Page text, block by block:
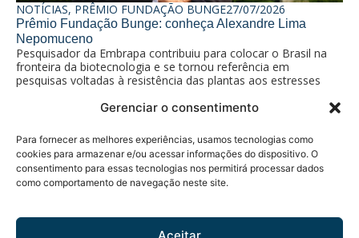
Gerenciar o consentimento
Para fornecer as melhores experiências, usamos tecnologias como
cookies para armazenar e/ou acessar informações do dispositivo. O
consentimento para essas tecnologias nos permitirá processar dados
como comportamento de navegação neste site.
Aceitar
NOTÍCIAS, PRÊMIO FUNDAÇÃO BUNGE27/07/2026
Prêmio Fundação Bunge: conheça Alexandre Lima
Nepomuceno
Pesquisador da Embrapa contribuiu para colocar o Brasil na
fronteira da biotecnologia e se tornou referência em
pesquisas voltadas à resistência das plantas aos estresses
Rua Diogo Moreira, 184 - 5°
andar
São Paulo, SP
Política de Privacidade
© 2026 Fundação Bunge.
Todos os direitos
reservados.